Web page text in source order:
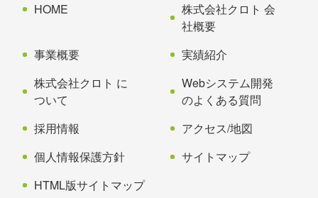
HOME
株式会社クロト 会
社概要
事業概要
実績紹介
株式会社クロト に
ついて
Webシステム開発
のよくある質問
採用情報
アクセス/地図
個人情報保護方針
サイトマップ
HTML版サイトマップ